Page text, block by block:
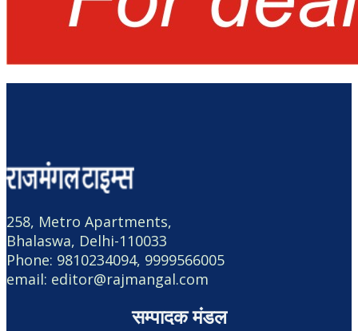
258, Metro Apartments,
Bhalaswa, Delhi-110033
Phone: 9810234094, 9999566005
email: editor@rajmangal.com
सम्पादक मंडल